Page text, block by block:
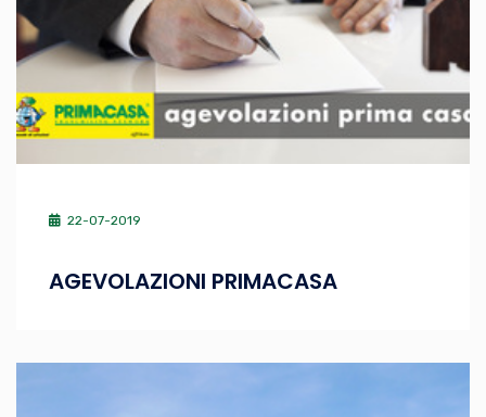
22-07-2019
AGEVOLAZIONI PRIMACASA